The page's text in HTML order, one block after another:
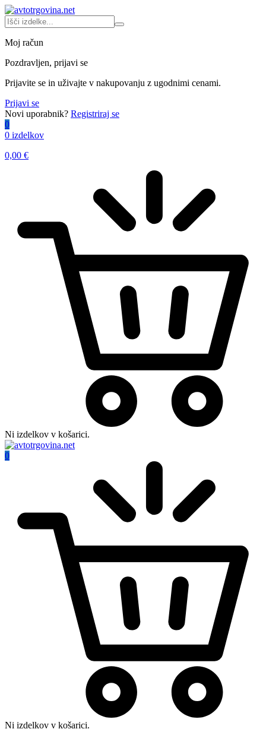
Moj račun
Pozdravljen, prijavi se
Prijavite se in uživajte v nakupovanju z ugodnimi cenami.
Prijavi se
Novi uporabnik? Registriraj se
0
0 izdelkov
0,00 €
Ni izdelkov v košarici.
0
Ni izdelkov v košarici.